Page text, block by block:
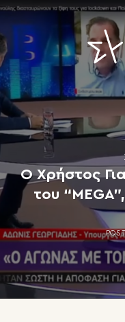
Skip
content
Ο Χρήστος
του